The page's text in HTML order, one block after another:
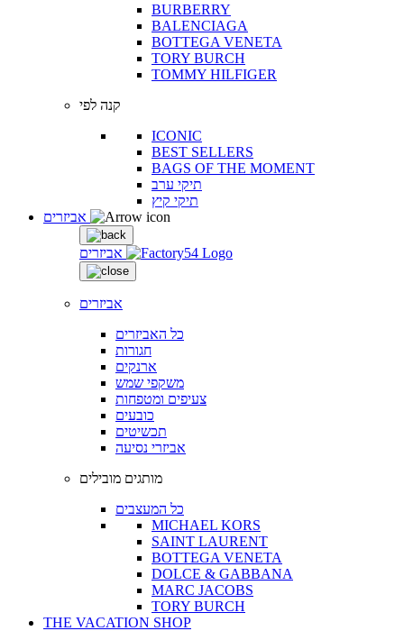
BURBERRY
BALENCIAGA
BOTTEGA VENETA
TORY BURCH
TOMMY HILFIGER
קנה לפי
ICONIC
BEST SELLERS
BAGS OF THE MOMENT
תיקי ערב
תיקי קיץ
אביזרים
אביזרים
כל האביזרים
חגורות
ארנקים
משקפי שמש
צעיפים ומטפחות
כובעים
תכשיטים
אביזרי נסיעה
מותגים מובילים
כל המעצבים
MICHAEL KORS
SAINT LAURENT
BOTTEGA VENETA
DOLCE & GABBANA
MARC JACOBS
TORY BURCH
THE VACATION SHOP